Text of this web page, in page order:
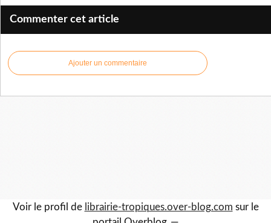
Commenter cet article
Ajouter un commentaire
Voir le profil de librairie-tropiques.over-blog.com sur le